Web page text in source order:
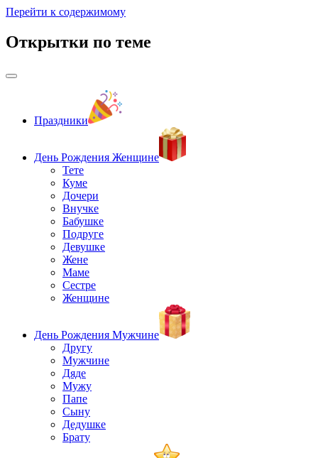
Перейти к содержимому
Открытки по теме
Праздники
День Рождения Женщине
Тете
Куме
Дочери
Внучке
Бабушке
Подруге
Девушке
Жене
Маме
Сестре
Женщине
День Рождения Мужчине
Другу
Мужчине
Дяде
Мужу
Папе
Сыну
Дедушке
Брату